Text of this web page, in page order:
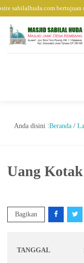
sabilalhuda.com bertujuan
Anda disini :Beranda /
Uang
Bagikan
TANGGAL :